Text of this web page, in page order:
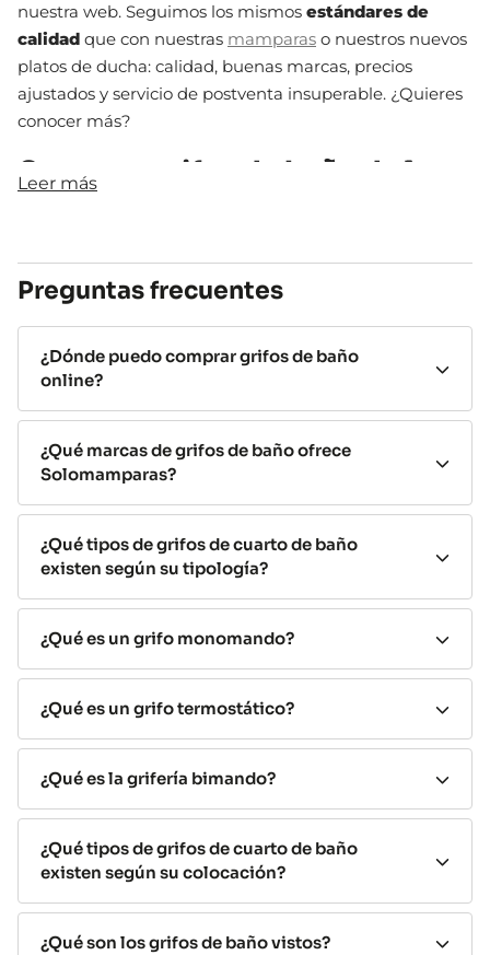
nuestra web. Seguimos los mismos estándares de
calidad que con nuestras mamparas o nuestros nuevos
platos de ducha: calidad, buenas marcas, precios
ajustados y servicio de postventa insuperable. ¿Quieres
conocer más?
Comprar grifos de baño de las
mejores fabricantesde grifos de baño. Así, podemos
Podrás encontrar una amplia gama de fabricantes
especializados, así que no importa el rango de precio
eso, puedes comprar grifos de baño online de
diferentes tipos.
Grifos de cuarto de baño según
tipología
para cuarto de baño, así que tienes que
tipología que más te guste:
Grifosmonomando: es el que se compone, como
su propio nombre indica, de un solo mando a
través del cual regularemos tanto el caño de agua
como su temperatura.
dos mandos, uno para regular la temperatura del
Leer más
Preguntas frecuentes
¿Dónde puedo comprar grifos de baño
online?
¿Qué marcas de grifos de baño ofrece
Solomamparas?
¿Qué tipos de grifos de cuarto de baño
existen según su tipología?
¿Qué es un grifo monomando?
¿Qué es un grifo termostático?
¿Qué es la grifería bimando?
¿Qué tipos de grifos de cuarto de baño
existen según su colocación?
¿Qué son los grifos de baño vistos?